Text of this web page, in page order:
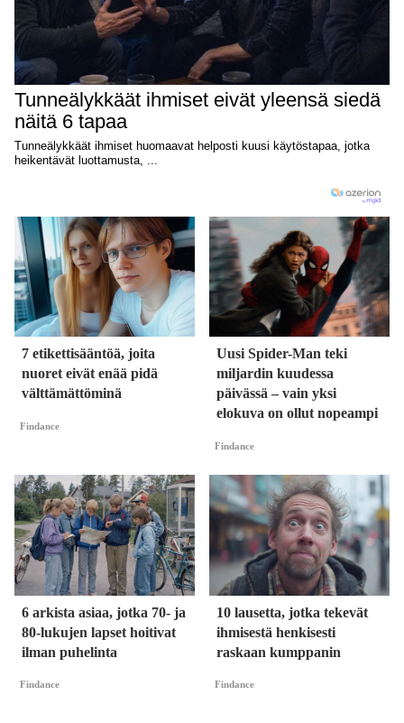
7 etikettisääntöä, joita
nuoret eivät enää pidä
välttämättöminä
Findance
Uusi Spider-Man teki
miljardin kuudessa
päivässä – vain yksi
elokuva on ollut nopeampi
Findance
6 arkista asiaa, jotka 70- ja
80-lukujen lapset hoitivat
ilman puhelinta
Findance
10 lausetta, jotka tekevät
ihmisestä henkisesti
raskaan kumppanin
Findance